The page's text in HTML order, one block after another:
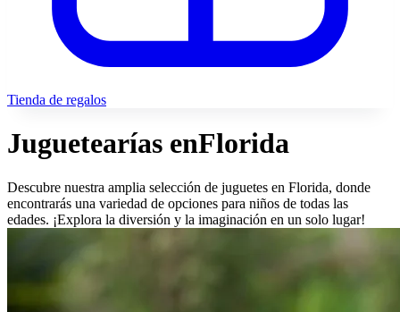
Tienda de regalos
Juguetearías enFlorida
Descubre nuestra amplia selección de juguetes en Florida, donde
encontrarás una variedad de opciones para niños de todas las
edades. ¡Explora la diversión y la imaginación en un solo lugar!